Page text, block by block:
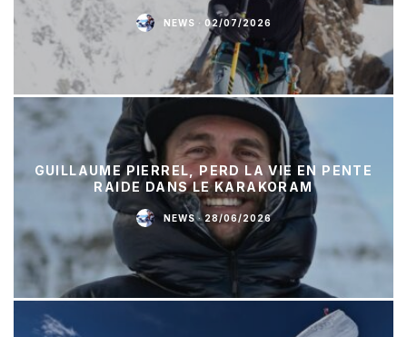
NEWS · 02/07/2026
GUILLAUME PIERREL, PERD LA VIE EN PENTE
RAIDE DANS LE KARAKORAM
NEWS · 28/06/2026